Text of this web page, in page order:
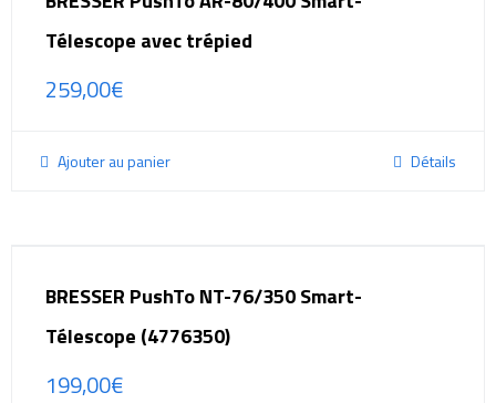
Télescope avec trépied
259,00€
Ajouter au panier Détails
BRESSER PushTo NT-76/350 Smart-
Télescope (4776350)
199,00€